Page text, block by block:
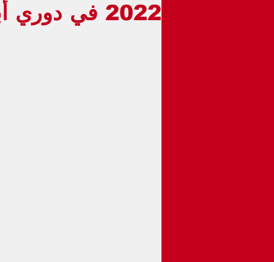
2022 في دوري أبطال أوروبا 9م